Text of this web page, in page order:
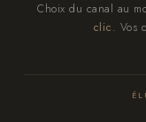
Choix du canal au
clic. Vos